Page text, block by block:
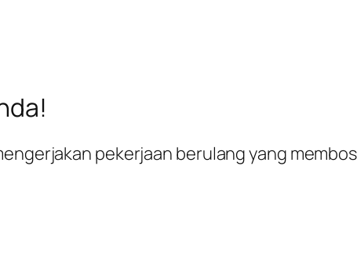
pekerjaan berulang yang